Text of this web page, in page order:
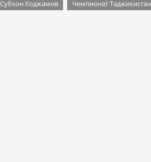
Субхон Ходжамов Чемпионат